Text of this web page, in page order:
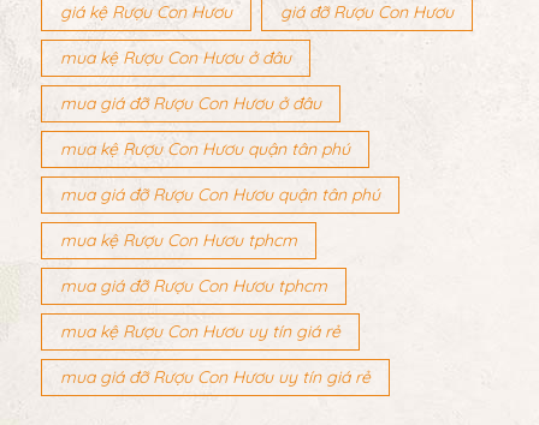
giá kệ Rượu Con Hươu giá đỡ Rượu Con Hươu
mua kệ Rượu Con Hươu ở đâu
mua giá đỡ Rượu Con Hươu ở đâu
mua kệ Rượu Con Hươu quận tân phú
mua giá đỡ Rượu Con Hươu quận tân phú
mua kệ Rượu Con Hươu tphcm
mua giá đỡ Rượu Con Hươu tphcm
mua kệ Rượu Con Hươu uy tín giá rẻ
mua giá đỡ Rượu Con Hươu uy tín giá rẻ